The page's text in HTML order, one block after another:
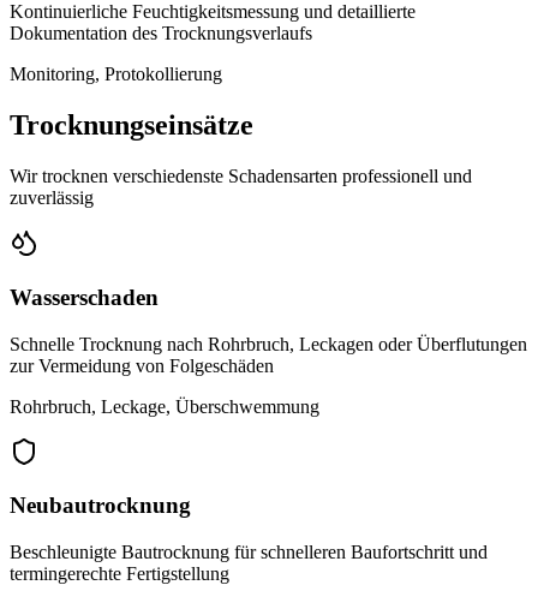
Kontinuierliche Feuchtigkeitsmessung und detaillierte
Dokumentation des Trocknungsverlaufs
Monitoring, Protokollierung
Trocknungseinsätze
Wir trocknen verschiedenste Schadensarten professionell und
zuverlässig
Wasserschaden
Schnelle Trocknung nach Rohrbruch, Leckagen oder Überflutungen
zur Vermeidung von Folgeschäden
Rohrbruch, Leckage, Überschwemmung
Neubautrocknung
Beschleunigte Bautrocknung für schnelleren Baufortschritt und
termingerechte Fertigstellung